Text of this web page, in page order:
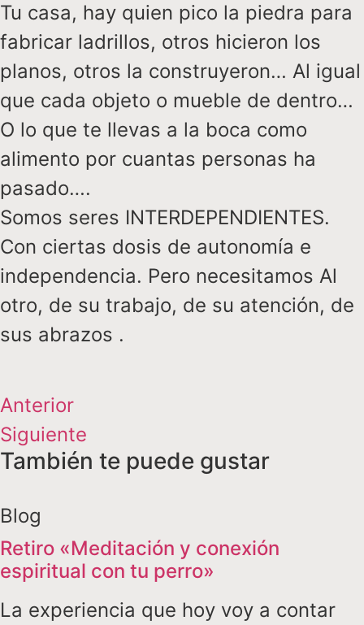
Tu casa, hay quien pico la piedra para
fabricar ladrillos, otros hicieron los
planos, otros la construyeron… Al igual
que cada objeto o mueble de dentro…
O lo que te llevas a la boca como
alimento por cuantas personas ha
pasado….
Somos seres INTERDEPENDIENTES.
Con ciertas dosis de autonomía e
independencia. Pero necesitamos Al
otro, de su trabajo, de su atención, de
sus abrazos .
Anterior
Siguiente
También te puede gustar
Blog
Retiro «Meditación y conexión
espiritual con tu perro»
La experiencia que hoy voy a contar